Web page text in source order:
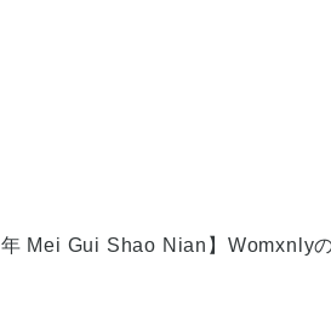
Mei Gui Shao Nian 】Womxnly